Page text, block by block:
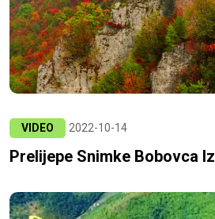
VIDEO 2022-10-14
Prelijepe Snimke Bobovca